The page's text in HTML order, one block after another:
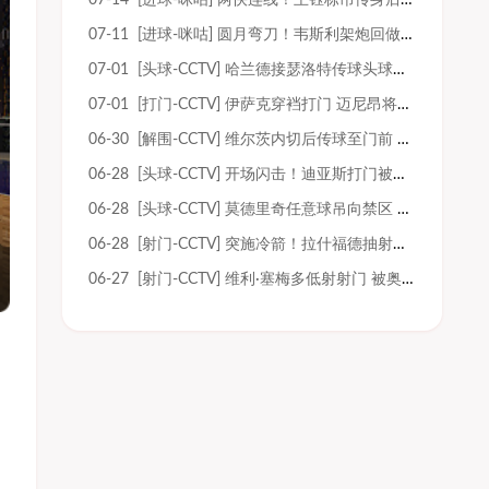
07-11 [进球-咪咕] 圆月弯刀！韦斯利架炮回做 姚均晟兜射十分角入网
07-01 [头球-CCTV] 哈兰德接瑟洛特传球头球射门 被门将没收
07-01 [打门-CCTV] 伊萨克穿裆打门 迈尼昂将球没收
06-30 [解围-CCTV] 维尔茨内切后传球至门前 卡纳莱极限解围
06-28 [头球-CCTV] 开场闪击！迪亚斯打门被挡 科尔多瓦头球顶高
06-28 [头球-CCTV] 莫德里奇任意球吊向禁区 蓬格拉契奇头球射门顶高
06-28 [射门-CCTV] 突施冷箭！拉什福德抽射近角被门将扑出
06-27 [射门-CCTV] 维利·塞梅多低射射门 被奥韦斯扑出